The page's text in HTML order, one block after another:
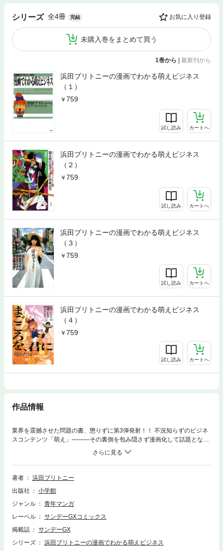
シリーズ 全4冊 完結 お気に入り登録
未購入巻をまとめて買う
1巻から | 最新刊から
浜田ブリトニーの漫画でわかる萌えビジネス
（１）
759
試し読み カートへ
浜田ブリトニーの漫画でわかる萌えビジネス
（２）
759
試し読み カートへ
浜田ブリトニーの漫画でわかる萌えビジネス
（３）
759
試し読み カートへ
浜田ブリトニーの漫画でわかる萌えビジネス
（４）
759
試し読み カートへ
作品情報
業界を震撼させた問題の書、懲りずに第3弾発射！！ 不況知らずのビジネ
スコンテンツ「萌え」―――その裏側を包み隠さず漫画化して話題となっ
た本作、今回もギャル漫画家・浜田ブリトニーが、何もかも全部書く！！
「性的」ゆえに、敬遠されがちな「エロ」の世界。だがアダルトゲームの
与える大きな影響、そして収益を見ずして、「萌え」コンテンツは語れな
い！！ さらにコスプレやフィギュア業界の実態にも迫ります！！
著者
浜田ブリトニー
出版社
小学館
ジャンル
青年マンガ
レーベル
サンデーGXコミックス
掲載誌
サンデーGX
シリーズ
浜田ブリトニーの漫画でわかる萌えビジネス